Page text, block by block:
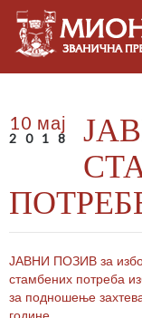
10 мај
2018
ЈАВНИ ПОЗИВ за
стамбених потреба
за подношење
године